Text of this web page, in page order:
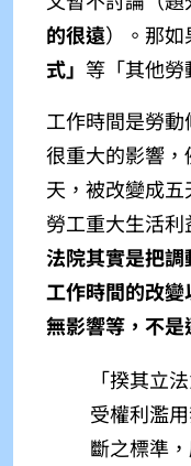
的很遠）。那如
式」 等「其他勞
工作時間是勞
很重大的影響
天，被改變成
勞工重大生活
法院其實是把
工作時間的改
無影響等，不是
「揆其立
受權利濫
斷之標準